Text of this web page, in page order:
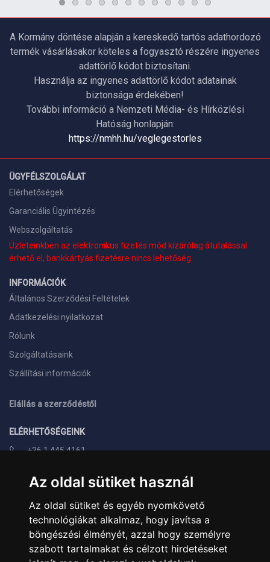
Az oldal sütiket használ
Az oldal sütiket és egyéb nyomkövető
technológiákat alkalmaz, hogy javítsa a
böngészési élményét, azzal hogy személyre
szabott tartalmakat és célzott hirdetéseket
A Kormány döntése alapján a kereskedő tartós adathordozó
termék vásárlásakor köteles a fogyasztó részére ingyenes
adattörlő kódot biztosítani.
Használja az ingyenes adattörlő kódot adatainak
biztonsága érdekében!
További információ a Nemzeti Média- és Hírközlési
Hatóság honlapján:
https://nmhh.hu/veglegestorles
ÜGYFÉLSZOLGÁLAT
Elérhetőségek
Garanciális Ügyintézés
Webszolgáltatás
Üzleteinkben az elektronikus fizetés mód kizárólag átutalással
érhető el, bankkártyás fizetésre nincs lehetőség.
INFORMÁCIÓK
Általános Szerződési Feltételek
Adatkezelési nyilatkozat
Rólunk
Szolgáltatásaink
Szállítási információk
Elállás a szerződéstől
ELÉRHETŐSÉGEINK
+36 1 445 4161
info@landcomputer.hu
1148 Budapest, Nagy Lajos király útja 24.
Nyitvatartás és kapcsolat
PARTNEREINK